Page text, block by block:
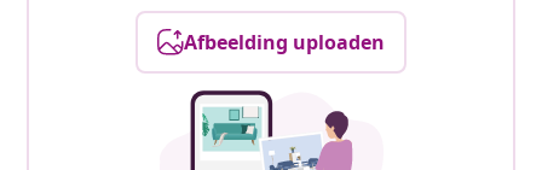
Afbeelding uploaden